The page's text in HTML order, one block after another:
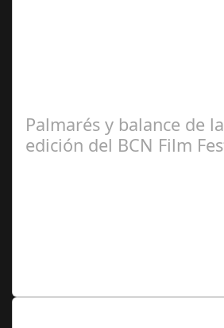
Palmarés y balance de
edición del BCN Film